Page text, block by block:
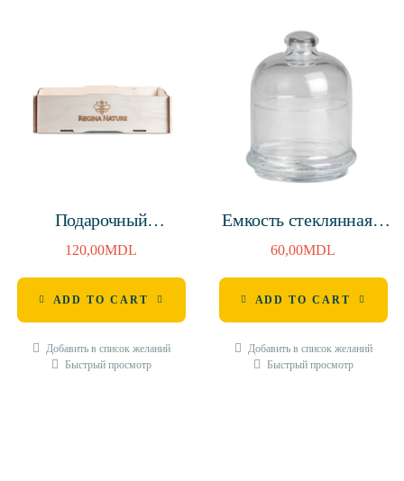
Подарочный
деревянный лоток
285x200x77мм
120,00MDL
ADD TO CART
Добавить в список желаний
Быстрый просмотр
Емкость стеклянная с
крышкой для меда,
240мл, H — 120мм
60,00MDL
ADD TO CART
Добавить в список желаний
Быстрый просмотр